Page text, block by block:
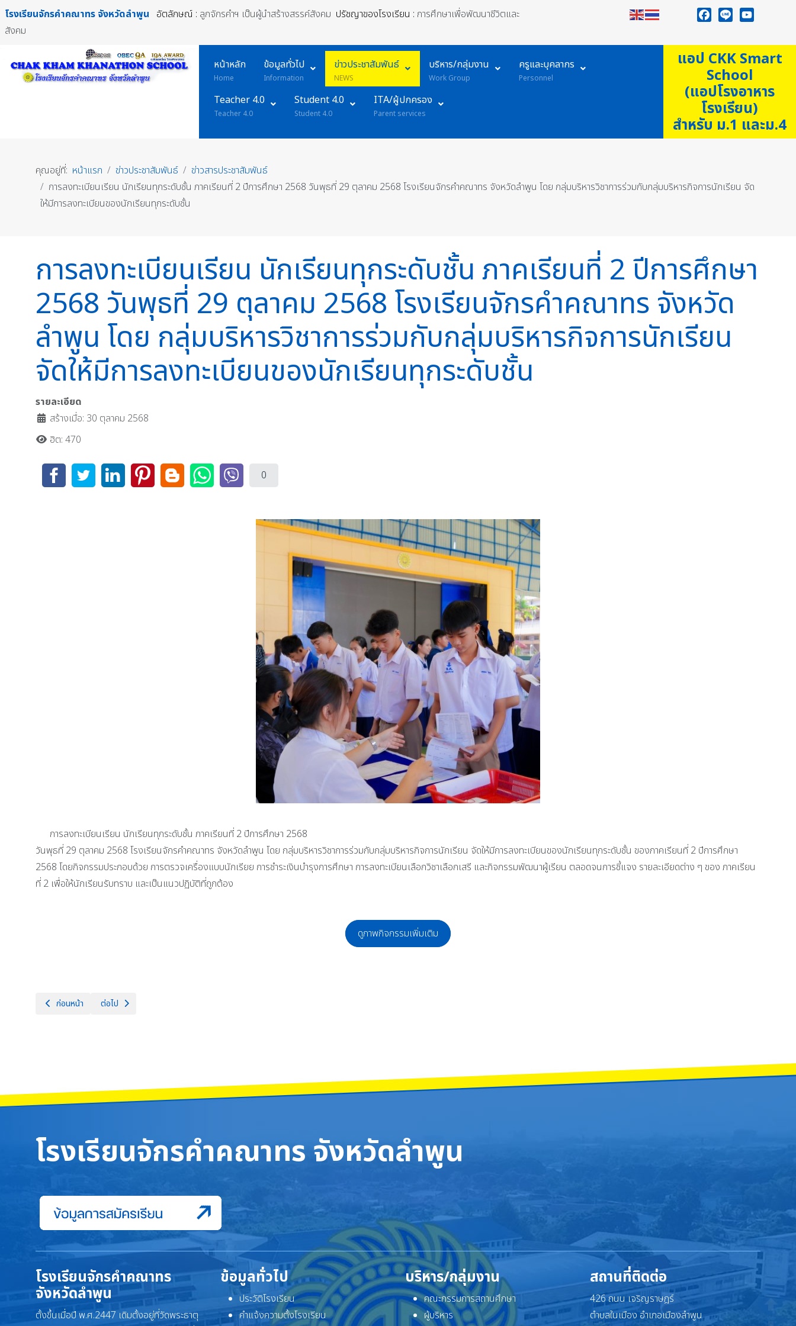
โรงเรียนจักรคำคณาทร จังหวัดลำพูน อัตลักษณ์ : ลูกจักรคำฯ เป็นผู้นำสร้างสรรค์สังคม ปรัชญาของโรงเรียน : การศึกษาเพื่อพัฒนาชีวิตและ
สังคม
หน้าหลัก
Home
ข้อมูลทั่วไป
Information
ข่าวประชาสัมพันธ์
NEWS
บริหาร/กลุ่มงาน
Work Group
ครูและบุคลากร
Personnel
Teacher 4.0
Teacher 4.0
Student 4.0
Student 4.0
ITA/ผู้ปกครอง
Parent services
แอป CKK Smart
School
(แอปโรงอาหาร
โรงเรียน)
สำหรับ ม.1 และม.4
คุณอยู่ที่: หน้าแรก ข่าวประชาสัมพันธ์
ข่าวสารประชาสัมพันธ์
การลงทะเบียนเรียน นักเรียนทุกระดับชั้น ภาคเรียนที่ 2 ปีการศึกษา 2568 วันพุธที่ 29 ตุลาคม 2568 โรงเรียนจักรคำคณาทร จังหวัดลำพูน โดย กลุ่มบริหารวิชาการร่วมกับกลุ่มบริหารกิจการนักเรียน จัด
ให้มีการลงทะเบียนของนักเรียนทุกระดับชั้น
การลงทะเบียนเรียน นักเรียนทุกระดับชั้น ภาคเรียนที่ 2 ปีการศึกษา
2568 วันพุธที่ 29 ตุลาคม 2568 โรงเรียนจักรคำคณาทร จังหวัด
ลำพูน โดย กลุ่มบริหารวิชาการร่วมกับกลุ่มบริหารกิจการนักเรียน
จัดให้มีการลงทะเบียนของนักเรียนทุกระดับชั้น
รายละเอียด
สร้างเมื่อ: 30 ตุลาคม 2568
ฮิต: 470
0
การลงทะเบียนเรียน นักเรียนทุกระดับชั้น ภาคเรียนที่ 2 ปีการศึกษา 2568
วันพุธที่ 29 ตุลาคม 2568 โรงเรียนจักรคำคณาทร จังหวัดลำพูน โดย กลุ่มบริหารวิชาการร่วมกับกลุ่มบริหารกิจการนักเรียน จัดให้มีการลงทะเบียนของนักเรียนทุกระดับชั้น ของภาคเรียนที่ 2 ปีการศึกษา
2568 โดยกิจกรรมประกอบด้วย การตรวจเครื่องแบบนักเรียย การชำระเงินบำรุงการศึกษา การลงทะเบียนเลือกวิชาเลือกเสรี และกิจกรรมพัฒนาผู้เรียน ตลอดจนการชี้แจง รายละเอียดต่าง ๆ ของ ภาคเรียน
ที่ 2 เพื่อให้นักเรียนรับทราบ และเป็นแนวปฏิบัติที่ถูกต้อง
ดูภาพกิจกรรมเพิ่มเติม
เนื้อหาก่อนหน้า: พิจารณาคัดเลือกนักเรียน Portfolio TCAS รอบ 1 วันพฤหัสบดีที่ 30 ตุลาคม 2568 งานแนะแนวจัดให้มีการพิจารณาคัดเลือกนักเรียนจากแฟ้มสะสมผลงาน (portfolio) ในโครงการรับนักเรียนเข้าศึกษาต่อระดับอุดมศึกษา
ก่อนหน้า เนื้อหาถัดไป: โรงเรียนจักรคำคณาทร จังหวัดลำพูน จัดพิธีน้อมรำลึกในพระมหากรุณาธิคุณและลงนามถวายอาลัย สมเด็จพระนางเจ้าสิริกิติ์ พระบรมราชินีนาถ พระบรมราชชนนีพันปีหลวง วันอังคารที่ 28 ตุลาคม พ.ศ.2568
ต่อไป
โรงเรียนจักรคำคณาทร จังหวัดลำพูน
โรงเรียนจักรคำคณาทร
จังหวัดลำพูน
ตั้งขึ้นเมื่อปี พ.ศ.2447 เดิมตั้งอยู่ที่วัดพระธาตุ
ข้อมูลทั่วไป
ประวัติโรงเรียน
คำแจ้งความตั้งโรงเรียน
บริหาร/กลุ่มงาน
คณะกรรมการสถานศึกษา
ผู้บริหาร
สถานที่ติดต่อ
426 ถนน เจริญราษฎร์
ตำบลในเมือง อำเภอเมืองลำพูน